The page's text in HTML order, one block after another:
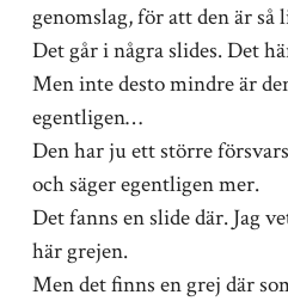
genomslag, för att den är så
Det går i några slides. Det
Men inte desto mindre är
egentligen…
Den har ju ett större
och säger egentligen mer.
Det fanns en slide där. Jag
här grejen.
Men det finns en grej där